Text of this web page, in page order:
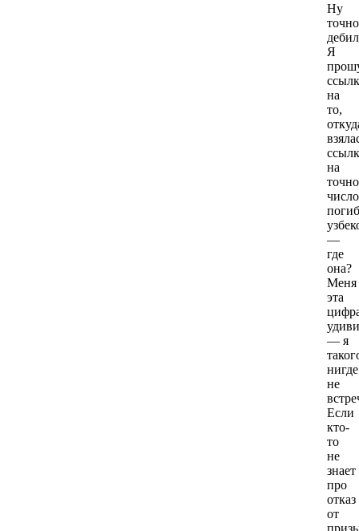
Ну
точно
Я
на
то,
на
число
—
где
она?
Меня
эта
— я
нигде
не
Если
кто-
то
не
знает
про
отказ
от